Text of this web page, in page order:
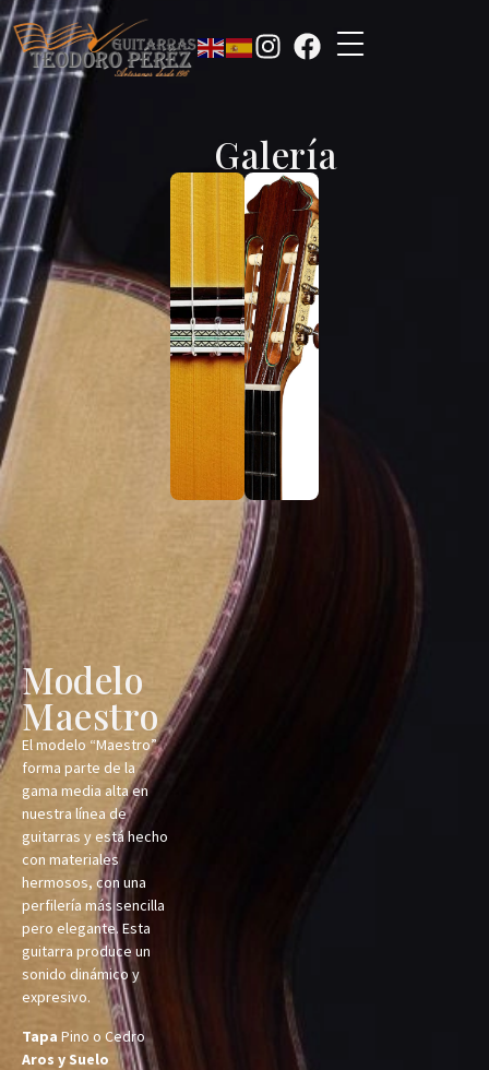
Modelo
Maestro
El modelo “Maestro”
forma parte de la
gama media alta en
nuestra línea de
guitarras y está hecho
con materiales
hermosos, con una
perfilería más sencilla
pero elegante. Esta
guitarra produce un
sonido dinámico y
expresivo.
Tapa Pino o Cedro
Aros y Suelo
Galería